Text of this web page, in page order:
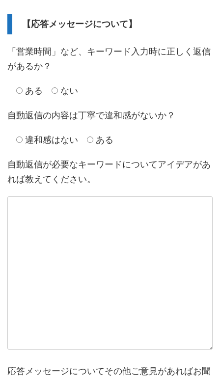
【応答メッセージについて】
「営業時間」など、キーワード入力時に正しく返信
があるか？
ある ない
自動返信の内容は丁寧で違和感がないか？
違和感はない ある
自動返信が必要なキーワードについてアイデアがあ
れば教えてください。
応答メッセージについてその他ご意見があればお聞